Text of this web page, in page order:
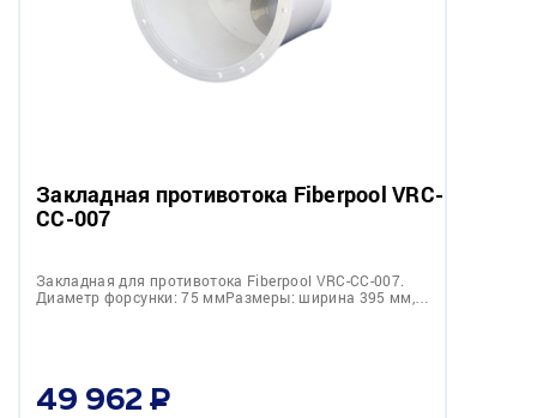
Закладная противотока Fiberpool VRC-
CC-007
Закладная для противотока Fiberpool VRC-CC-007.
Диаметр форсунки: 75 ммРазмеры: ширина 395 мм,…
49 962